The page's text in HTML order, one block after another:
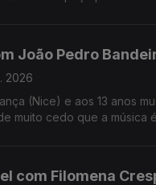
João Pedro
2026
(Nice) e aos 13 anos
muito cedo que a música
com Filomena